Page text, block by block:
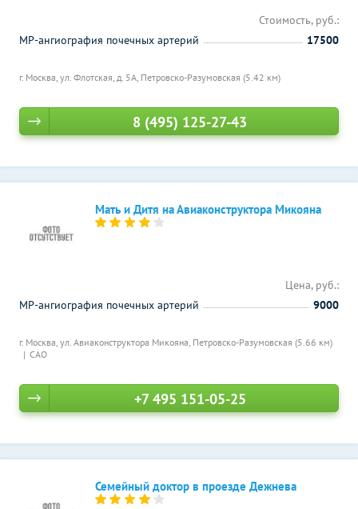
г. Москва, ул. Флотская, д. 5А, Петровско-Разумовская (5.42 км)
Стоимость, руб.:
МР-ангиография почечных артерий
17500
8 (495) 125-27-43
Мать и Дитя на Авиаконструктора Микояна
г. Москва, ул. Авиаконструктора Микояна, Петровско-Разумовская (5.66 км)
САО
Цена, руб.:
МР-ангиография почечных артерий
9000
+7 495 151-05-25
Семейный доктор в проезде Дежнева